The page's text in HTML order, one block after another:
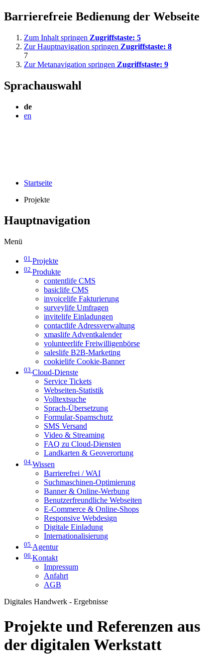
Barrierefreie Bedienung der Webseite
Zum Inhalt springen Zugriffstaste: 5
Zur Hauptnavigation springen Zugriffstaste: 8
7
Zur Metanavigation springen Zugriffstaste: 9
Sprachauswahl
de
en
Startseite
Projekte
Hauptnavigation
Menü
01 Projekte
02 Produkte
contentlife CMS
basiclife CMS
invoicelife Fakturierung
surveylife Umfragen
invitelife Einladungen
contactlife Adressverwaltung
xmaslife Adventkalender
volunteerlife Freiwilligenbörse
saleslife B2B-Marketing
cookielife Cookie-Banner
03 Cloud-Dienste
Service Tickets
Webseiten-Statistik
Volltextsuche
Sprach-Übersetzung
Formular-Spamschutz
SMS Versand
Video & Streaming
FAQ zu Cloud-Diensten
Landkarten & Geoverortung
04 Wissen
Barrierefrei / WAI
Suchmaschinen-Optimierung
Banner & Online-Werbung
Benutzerfreundliche Webseiten
E-Commerce & Online-Shops
Responsive Webdesign
Digitale Einladung
Internationalisierung
05 Agentur
06 Kontakt
Impressum
Anfahrt
AGB
Digitales Handwerk - Ergebnisse
Projekte und Referenzen aus
der digitalen Werkstatt